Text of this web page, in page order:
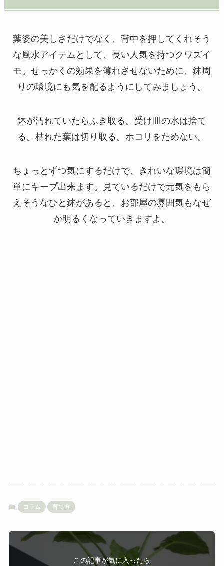
葉姿の美しさだけでなく、背中を押してくれそう
な風水アイテムとして、長い人気を持つクワズイ
モ。せっかくの効果を薄れさせないために、鉢周
りの環境にも気を配るようにしてみましょう。
鉢が汚れていたらふき取る。受け皿の水は捨て
る。枯れた葉は切り取る。ホコリをためない。
ちょっとずつ気にするだけで、きれいな環境は簡
単にキープ出来ます。見ているだけで元気をもら
えそうなひと鉢があると、お部屋の雰囲気もなぜ
か明るくなっていきますよ。
コラム 育て方
この記事が気に入ったら